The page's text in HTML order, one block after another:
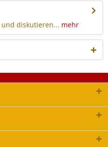
diskutieren... mehr